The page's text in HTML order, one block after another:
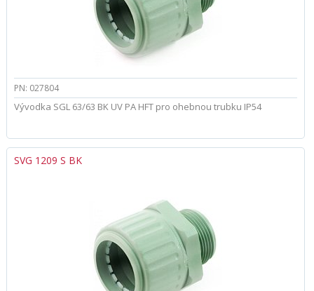
PN: 027804
Vývodka SGL 63/63 BK UV PA HFT pro ohebnou trubku IP54
SVG 1209 S BK